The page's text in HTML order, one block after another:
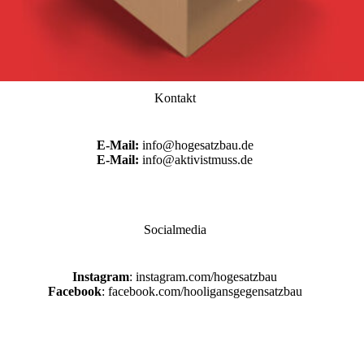
Kontakt
E-Mail: info@hogesatzbau.de
E-Mail: info@aktivistmuss.de
Socialmedia
Instagram: instagram.com/hogesatzbau
Facebook: facebook.com/hooligansgegensatzbau